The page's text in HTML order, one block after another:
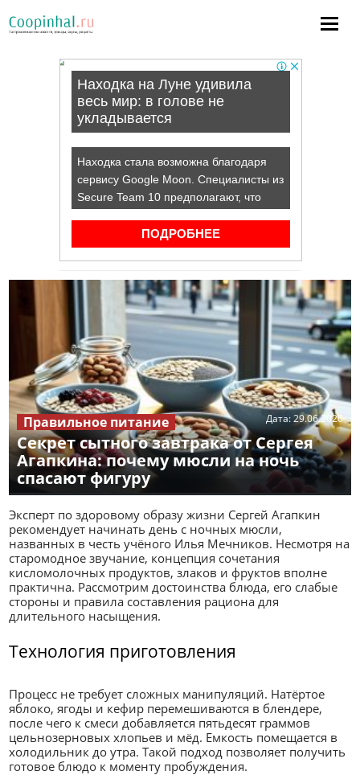
Секрет сытного завтрака от Сергея
Агапкина: почему мюсли на ночь
спасают фигуру
Дата:29.06.2026
Правильное питание
Эксперт по здоровому образу жизни Сергей Агапкин
рекомендует начинать день с ночных мюсли,
названных в честь учёного Илья Мечников. Несмотря на
старомодное звучание, концепция сочетания
кисломолочных продуктов, злаков и фруктов вполне
практична. Рассмотрим достоинства блюда, его слабые
стороны и правила составления рациона для
длительного насыщения.
Технология приготовления
Процесс не требует сложных манипуляций. Натёртое
яблоко, ягоды и кефир перемешиваются в блендере,
после чего к смеси добавляется пятьдесят граммов
цельнозерновых хлопьев и мёд. Емкость помещается в
холодильник до утра. Такой подход позволяет получить
готовое блюдо к моменту пробуждения.